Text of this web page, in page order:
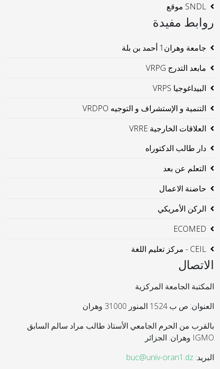
SNDL موقع
روابط مفيدة
جامعة وهران1 أحمد بن بلة
مابعد التدرج VRPG
البيداغوجيا VRPS
التنمية و الإستشراف و التوجيه VRDPO
العلاقات الخارجية VRRE
دار طالب الدكتوراه
التعلم عن بعد
حاضنة الاعمال
الركن الأمريكي
ECOMED
CEIL - مركز تعليم اللغة
الاتصال
المكتبة الجامعة المركزية
العنوان: ص ب 1524 المنور 31000 وهران
بالقرب من الحرم الجامعي الأستاذ طالب مراد سالم السابق
IGMO وهران. الجزائر
البريد: buc@univ-oran1.dz